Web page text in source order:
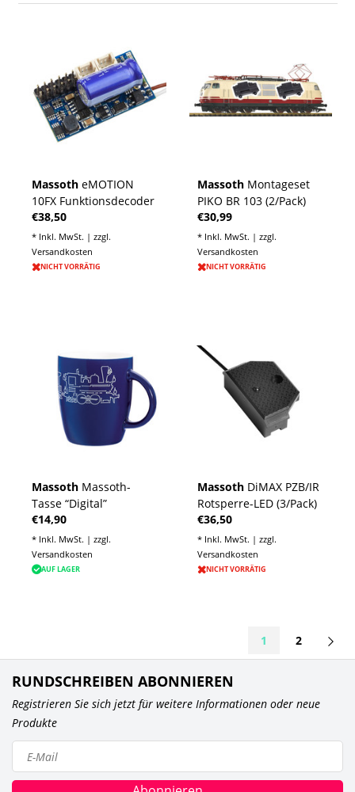
Massoth eMOTION
10FX Funktionsdecoder
€38,50
* Inkl. MwSt. | zzgl.
Versandkosten
NICHT VORRÄTIG
Massoth Montageset
PIKO BR 103 (2/Pack)
€30,99
* Inkl. MwSt. | zzgl.
Versandkosten
NICHT VORRÄTIG
Massoth Massoth-
Tasse “Digital”
€14,90
* Inkl. MwSt. | zzgl.
Versandkosten
AUF LAGER
Massoth DiMAX PZB/IR
Rotsperre-LED (3/Pack)
€36,50
* Inkl. MwSt. | zzgl.
Versandkosten
NICHT VORRÄTIG
1 2
RUNDSCHREIBEN ABONNIEREN
Registrieren Sie sich jetzt für weitere Informationen oder neue
Produkte